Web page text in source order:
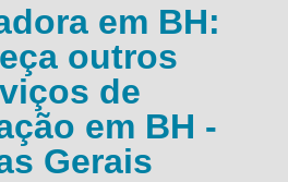
em BH:
outros
de
em BH -
Gerais